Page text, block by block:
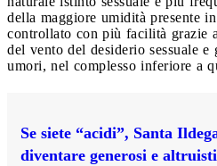
della maggiore umidità presente
controllato con più facilità grazie
del vento del desiderio sessuale
umori, nel complesso inferiore a
Se siete “acidi”, Santa
diventare generosi e altruisti